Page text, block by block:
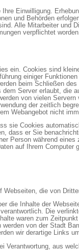
Einwilligung.
und Behörden
Alle Mitarbeiter und
verpflichtet
ein. Cookies sind
einiger
beim Schließen
Server erlaubt, die
von vielen
der zeitlich
Webangebot nicht
sie Cookies
dass er Sie
Person während
auf Ihrem Computer
die von
die Inhalte der
Die
waren zum
werden von der Stadt
wir derartige Links
Verantwortung, aus